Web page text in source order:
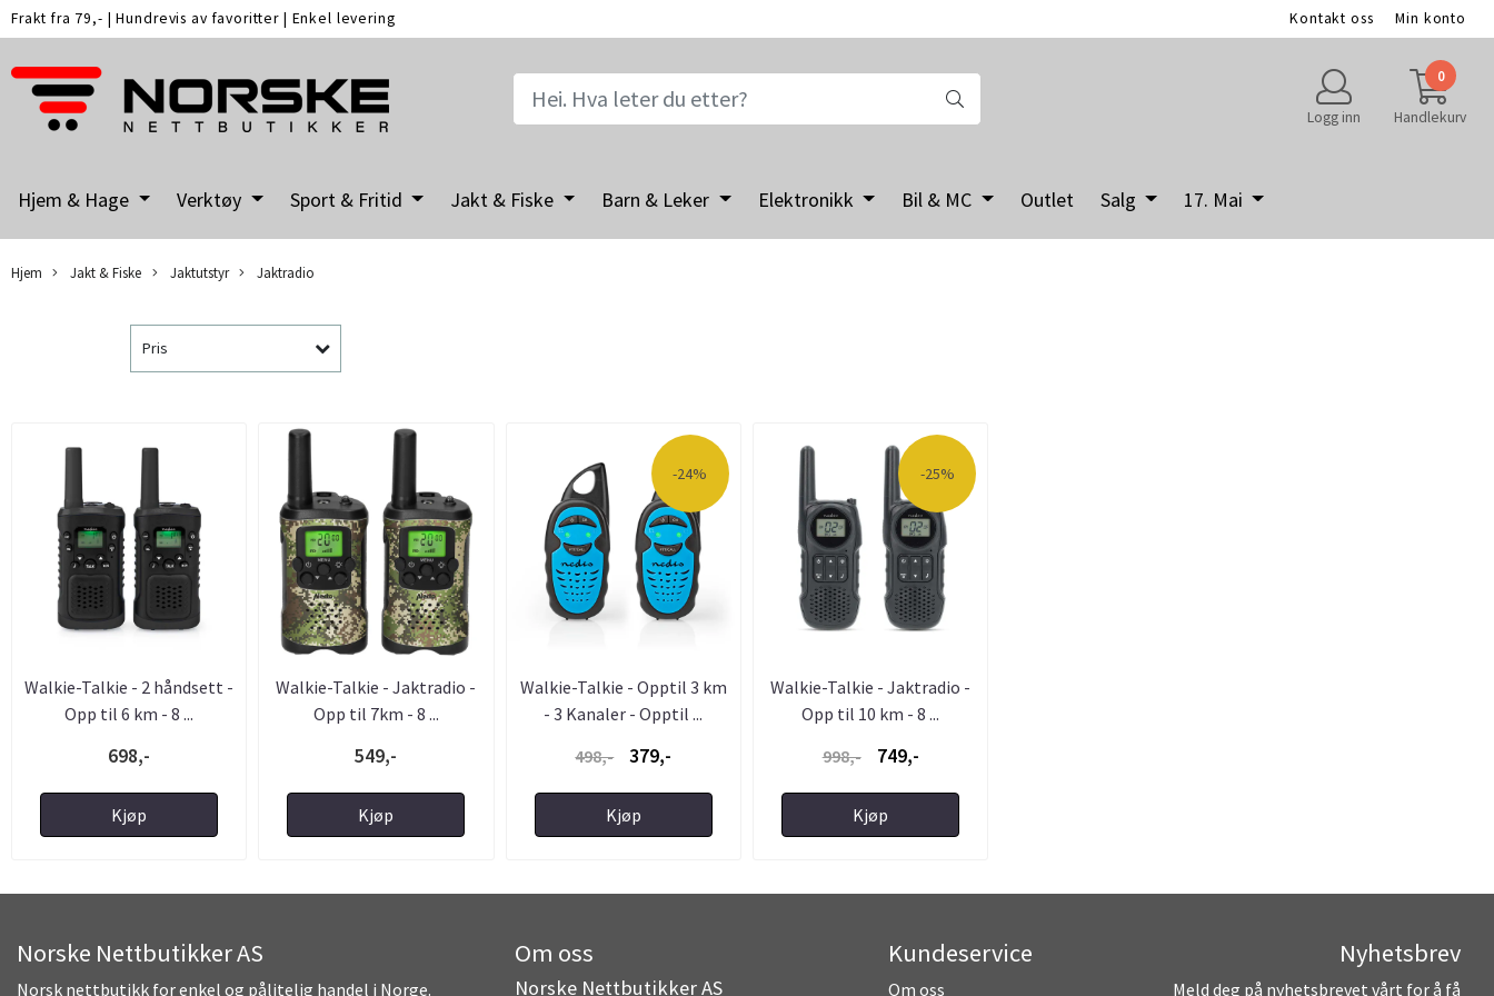
Frakt fra 79,- |Hundrevis av favoritter | Enkel levering Kontakt oss Min konto
Logg inn
0
Handlekurv
Hjem & Hage Verktøy Sport & Fritid Jakt & Fiske Barn & Leker Elektronikk Bil & MC Outlet Salg 17. Mai
Hjem Jakt & Fiske Jaktutstyr Jaktradio
Pris
Walkie-Talkie - 2 håndsett -
Opp til 6 km - 8 ...
698,-
Kjøp
Walkie-Talkie - Jaktradio -
Opp til 7km - 8 ...
549,-
Kjøp
-24%
Walkie-Talkie - Opptil 3 km
- 3 Kanaler - Opptil ...
498,-
379,-
Kjøp
-25%
Walkie-Talkie - Jaktradio -
Opp til 10 km - 8 ...
998,-
749,-
Kjøp
Norske Nettbutikker AS
Norsk nettbutikk for enkel og pålitelig handel i Norge.
Om oss
Norske Nettbutikker AS
Kundeservice
Om oss
Nyhetsbrev
Meld deg på nyhetsbrevet vårt for å få